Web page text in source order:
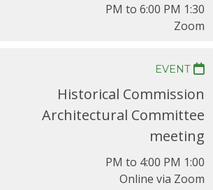
1:30 PM to 6:00 PM
Zoom
Historical Commission
Architectural Committee
meeting
1:00 PM to 4:00 PM
Online via Zoom